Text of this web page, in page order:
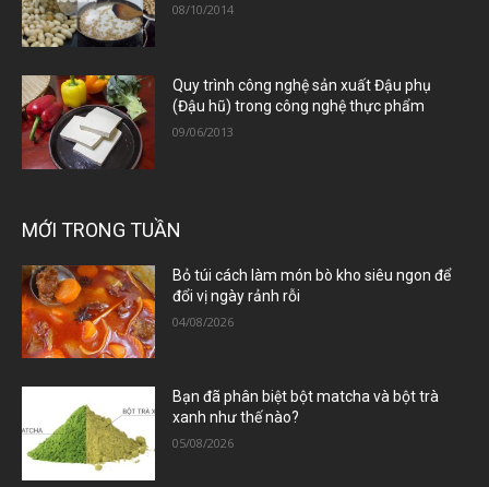
08/10/2014
Quy trình công nghệ sản xuất Đậu phụ
(Đậu hũ) trong công nghệ thực phẩm
09/06/2013
MỚI TRONG TUẦN
Bỏ túi cách làm món bò kho siêu ngon để
đổi vị ngày rảnh rỗi
04/08/2026
Bạn đã phân biệt bột matcha và bột trà
xanh như thế nào?
05/08/2026